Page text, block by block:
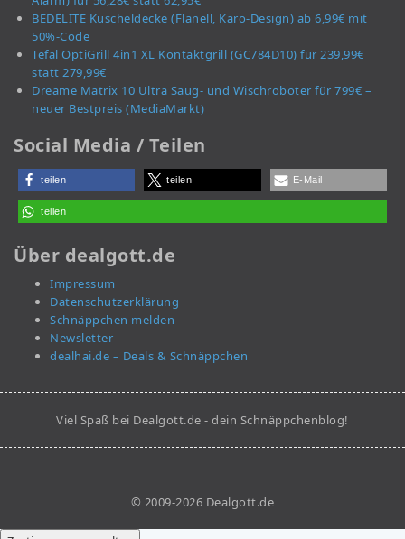
BEDELITE Kuscheldecke (Flanell, Karo-Design) ab 6,99€ mit
50%-Code
Tefal OptiGrill 4in1 XL Kontaktgrill (GC784D10) für 239,99€
statt 279,99€
Dreame Matrix 10 Ultra Saug- und Wischroboter für 799€ –
neuer Bestpreis (MediaMarkt)
Social Media / Teilen
teilen teilen E-Mail
teilen
Über dealgott.de
Impressum
Datenschutzerklärung
Schnäppchen melden
Newsletter
dealhai.de – Deals & Schnäppchen
Viel Spaß bei Dealgott.de - dein Schnäppchenblog!
© 2009-2026 Dealgott.de